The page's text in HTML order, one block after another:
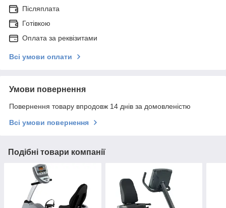
Післяплата
Готівкою
Оплата за реквізитами
Всі умови оплати
Умови повернення
Повернення товару впродовж 14 днів за домовленістю
Всі умови повернення
Подібні товари компанії